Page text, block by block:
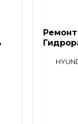
Ремонт